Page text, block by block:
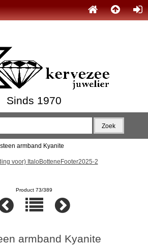
Sinds 1970
armband Kyanite
Product 73/389
armband Kyanite